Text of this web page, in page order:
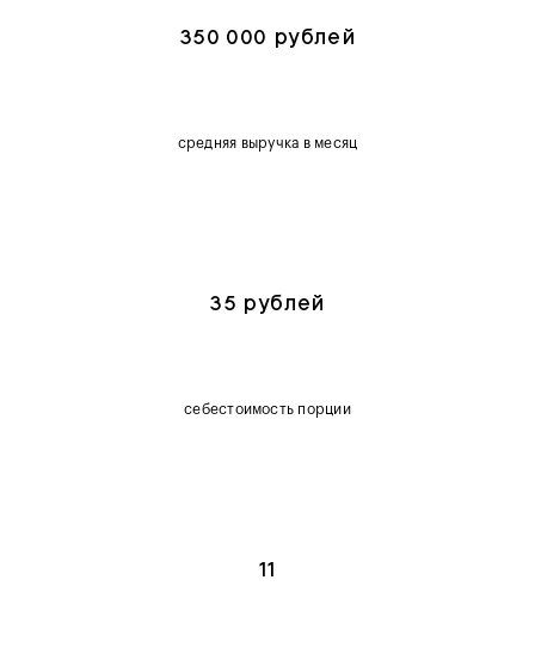
350 000 рублей
средняя выручка в месяц
35 рублей
себестоимость порции
11